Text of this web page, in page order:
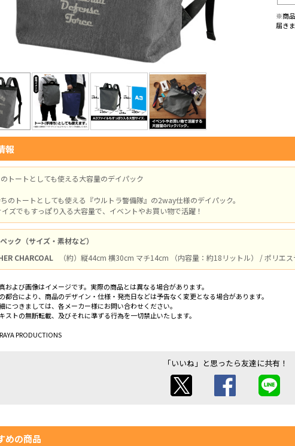
※商
届きま
報
トートとしても使える大容量のデイパック
ちのトートとしても使える『ウルトラ警備隊』の2way仕様のデイパック。
イズでもすっぽり入る大容量で、イベントやお買い物で活躍！
ック（サイズ・素材など）
CHARCOAL
（約）縦44cm 横30cm マチ14cm （内容量：約18リットル） / ポリエ
および画像はイメージです。実際の商品とは異なる場合があります。
都合により、商品のデザイン・仕様・発売日などは予告なく変更となる場合があります。
につきましては、各メーカー様にお問い合わせください。
ストの無断転載、及びそれに準ずる行為を一切禁止いたします。
PRODUCTIONS
「いいね」と思ったら友達に共有！
めの商品